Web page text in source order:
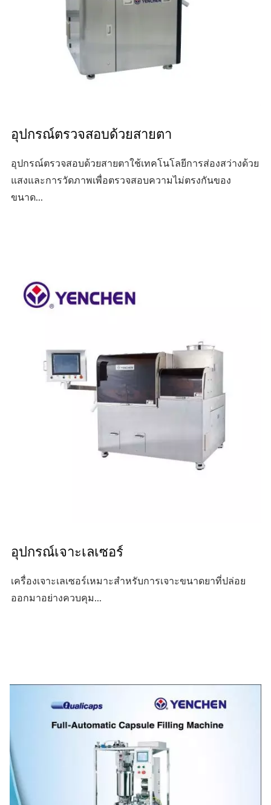
อุปกรณ์ตรวจสอบด้วยสายตา
อุปกรณ์ตรวจสอบด้วยสายตาใช้เทคโนโลยีการส่องสว่างด้วย
แสงและการวัดภาพเพื่อตรวจสอบความไม่ตรงกันของ
ขนาด...
อุปกรณ์เจาะเลเซอร์
เครื่องเจาะเลเซอร์เหมาะสำหรับการเจาะขนาดยาที่ปล่อย
ออกมาอย่างควบคุม...